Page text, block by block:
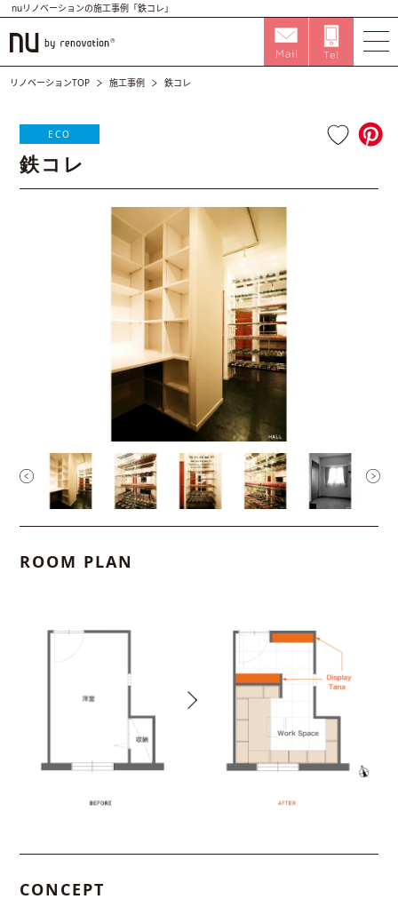
nuリノベーションの施工事例「鉄コレ」
リノベーションTOP 施工事例 鉄コレ
ECO
鉄コレ
ROOM PLAN
CONCEPT